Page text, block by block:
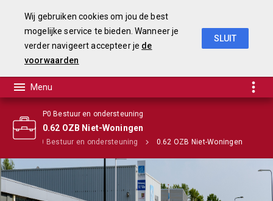
P0 Bestuur en ondersteuning
0.62 OZB Niet-Woningen
P0 Bestuur en ondersteuning 0.62 OZB Niet-Woningen
Wij gebruiken cookies om jou de best
mogelijke service te bieden. Wanneer je
verder navigeert accepteer je de
voorwaarden
SLUIT